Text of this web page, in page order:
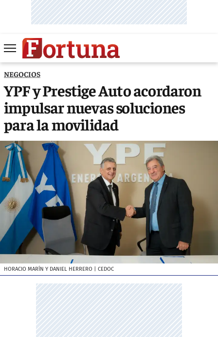
NEGOCIOS
YPF y Prestige Auto acordaron
impulsar nuevas soluciones
para la movilidad
HORACIO MARÍN Y DANIEL HERRERO | CEDOC